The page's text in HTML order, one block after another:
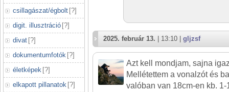
csillagászat/égbolt [?]
digit. illusztráció [?]
divat [?]
dokumentumfotók [?]
életképek [?]
elkapott pillanatok [?]
2025. február 13. | 13:10 | gljzsf
Azt kell mondjam, sajna
Mellétettem a vonalzót és
valóban van 18cm-en kb. 1-